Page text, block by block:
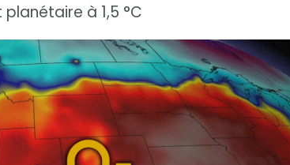
à 1,5 °C